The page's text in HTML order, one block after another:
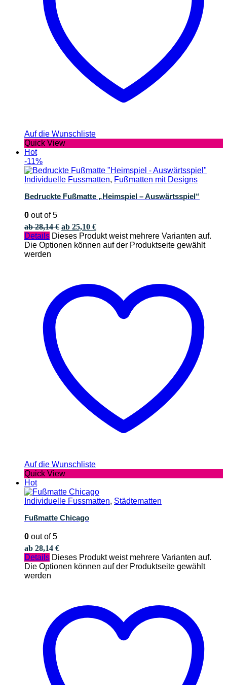
Auf die Wunschliste
Quick View
Hot
-11%
Individuelle Fussmatten, Fußmatten mit Designs
Bedruckte Fußmatte „Heimspiel – Auswärtsspiel“
0 out of 5
ab28,14€ ab 25,10 €
Details Dieses Produkt weist mehrere Varianten auf.
Die Optionen können auf der Produktseite gewählt
werden
Auf die Wunschliste
Quick View
Hot
Individuelle Fussmatten, Städtematten
Fußmatte Chicago
0 out of 5
ab 28,14 €
Details Dieses Produkt weist mehrere Varianten auf.
Die Optionen können auf der Produktseite gewählt
werden